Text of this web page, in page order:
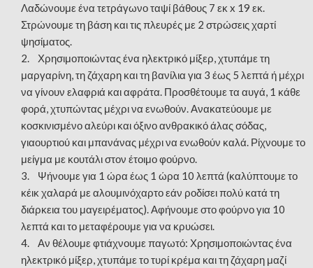
Λαδώνουμε ένα τετράγωνο ταψί βάθους 7 εκ x 19 εκ.
Στρώνουμε τη βάση και τις πλευρές με 2 στρώσεις χαρτί
ψησίματος.
2. Χρησιμοποιώντας ένα ηλεκτρικό μίξερ, χτυπάμε τη
μαργαρίνη, τη ζάχαρη και τη βανίλια για 3 έως 5 λεπτά ή μέχρι
να γίνουν ελαφριά και αφράτα. Προσθέτουμε τα αυγά, 1 κάθε
φορά, χτυπώντας μέχρι να ενωθούν. Ανακατεύουμε με
κοσκινισμένο αλεύρι και όξινο ανθρακικό άλας σόδας,
γιαουρτιού και μπανάνας μέχρι να ενωθούν καλά. Ρίχνουμε το
μείγμα με κουτάλι στον έτοιμο φούρνο.
3. Ψήνουμε για 1 ώρα έως 1 ώρα 10 λεπτά (καλύπτουμε το
κέικ χαλαρά με αλουμινόχαρτο εάν ροδίσει πολύ κατά τη
διάρκεια του μαγειρέματος). Αφήνουμε στο φούρνο για 10
λεπτά και το μεταφέρουμε για να κρυώσει.
4. Αν θέλουμε φτιάχνουμε παγωτό: Χρησιμοποιώντας ένα
ηλεκτρικό μίξερ, χτυπάμε το τυρί κρέμα και τη ζάχαρη μαζί